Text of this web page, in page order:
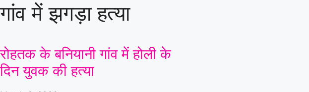
गांव में झगड़ा हत्या
रोहतक के बनियानी गांव में होली के
दिन युवक की हत्या